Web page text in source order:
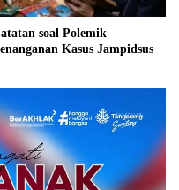
soal Polemik
Kasus Jampidsus